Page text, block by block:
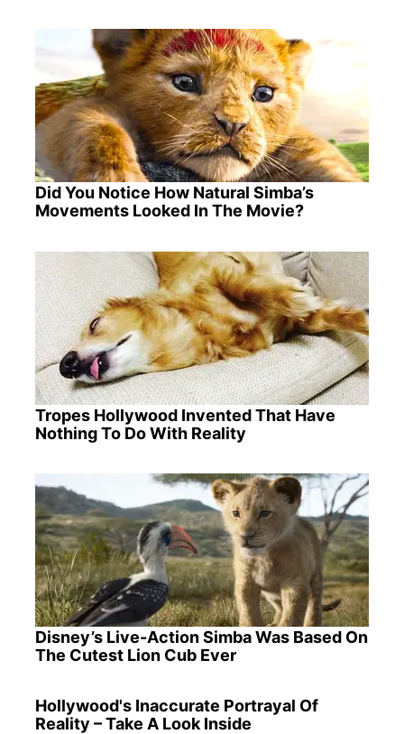
Did You Notice How Natural Simba’s
Movements Looked In The Movie?
Tropes Hollywood Invented That Have
Nothing To Do With Reality
Disney’s Live-Action Simba Was Based On
The Cutest Lion Cub Ever
Hollywood's Inaccurate Portrayal Of
Reality – Take A Look Inside